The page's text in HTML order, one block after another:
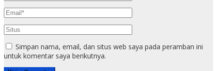
Simpan nama, email, dan situs web saya pada peramban ini
untuk komentar saya berikutnya.